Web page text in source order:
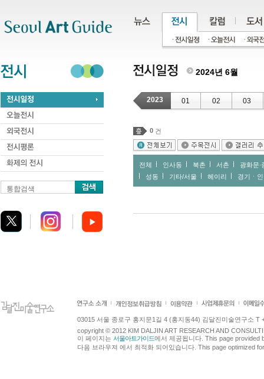
통합검색
2024년 6월
2023 01 02 03
0 건
전체 인사동 북촌 서촌
광화문∙
성동
기타/서울 헤이리 경기ㆍ
03015 서울 종로구 홍지문1길 4 (홍지동44) 김달진미술연구소 T
copyright © 2012 KIM DALJIN ART RESEARCH AND
이 페이지는 서울아트가이드에서 제공됩니다. This page provided
다음 브라우져 에서 최적화 되어있습니다. This page optimized